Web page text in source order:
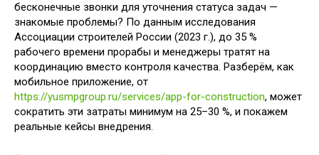
бесконечные звонки для уточнения статуса задач —
знакомые проблемы? По данным исследования
Ассоциации строителей России (2023 г.), до 35 %
рабочего времени прорабы и менеджеры тратят на
координацию вместо контроля качества. Разберём, как
мобильное приложение, от
https://yusmpgroup.ru/services/app-for-construction, может
сократить эти затраты минимум на 25–30 %, и покажем
реальные кейсы внедрения.